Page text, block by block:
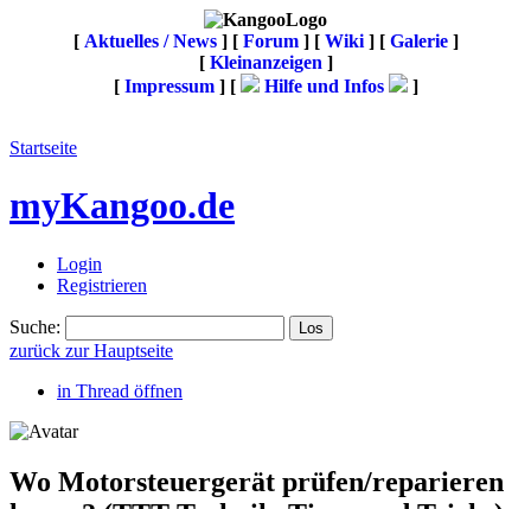
[ Aktuelles / News] [ Forum] [ Wiki] [ Galerie]
[ Kleinanzeigen ]
[ Impressum] [ Hilfe und Infos ]
Startseite
myKangoo.de
Login
Registrieren
Suche:
zurück zur Hauptseite
in Thread öffnen
Wo Motorsteuergerät prüfen/reparieren